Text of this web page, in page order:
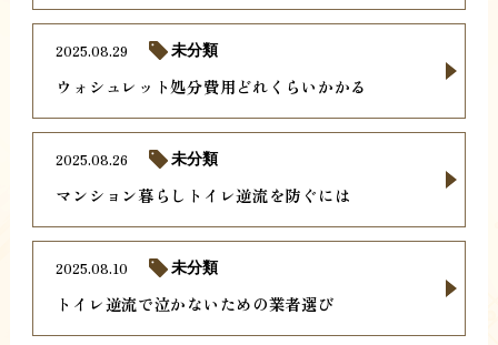
ウォシュレット処分費用どれくらいかかる
2025.08.29 未分類
マンション暮らしトイレ逆流を防ぐには
2025.08.26 未分類
トイレ逆流で泣かないための業者選び
2025.08.10 未分類